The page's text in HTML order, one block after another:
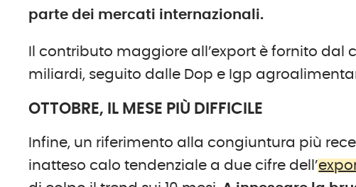
parte dei mercati internazionali.
Il contributo maggiore all’export è fornito
miliardi, seguito dalle Dop e Igp
OTTOBRE, IL MESE PIÙ DIFFICILE
Infine, un riferimento alla congiuntura più
inatteso calo tendenziale a due cifre dell’